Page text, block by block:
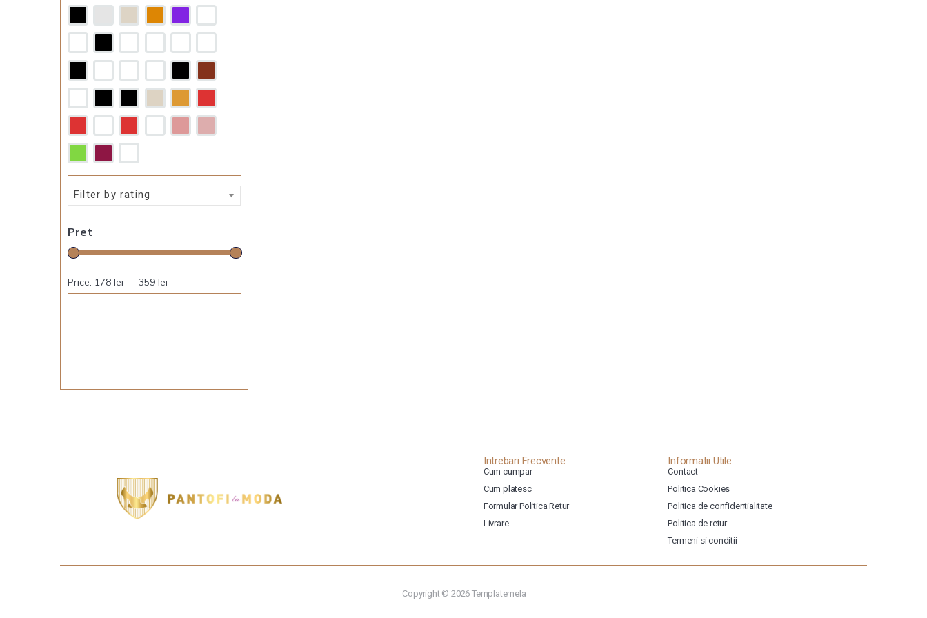
Filter by rating
Pret
Price: 178 lei —359 lei
Intrebari Frecvente
Cum cumpar
Cum platesc
Formular Politica Retur
Livrare
Informatii Utile
Contact
Politica Cookies
Politica de confidentialitate
Politica de retur
Termeni si conditii
Copyright © 2026 Templatemela